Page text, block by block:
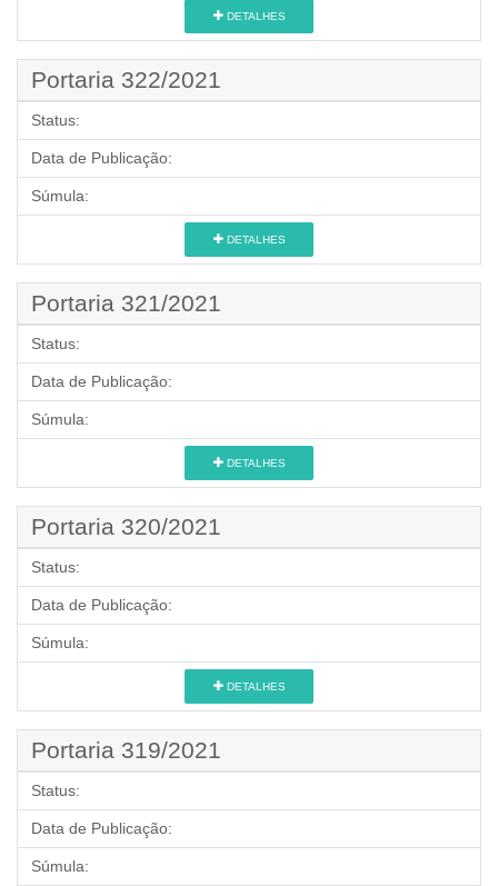
DETALHES
Portaria 322/2021
Status:
Data de Publicação:
Súmula:
DETALHES
Portaria 321/2021
Status:
Data de Publicação:
Súmula:
DETALHES
Portaria 320/2021
Status:
Data de Publicação:
Súmula:
DETALHES
Portaria 319/2021
Status:
Data de Publicação:
Súmula: